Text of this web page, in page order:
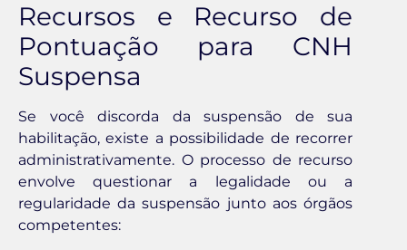
Recursos e Recurso de
Pontuação para CNH
Suspensa
Se você discorda da suspensão de sua
habilitação, existe a possibilidade de recorrer
administrativamente. O processo de recurso
envolve questionar a legalidade ou a
regularidade da suspensão junto aos órgãos
competentes: